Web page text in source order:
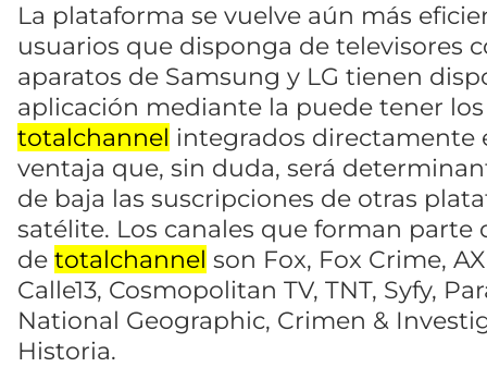
La plataforma se vuelve aún más
usuarios que disponga de televisores
aparatos de Samsung y LG tienen
aplicación mediante la puede tener
totalchannel integrados directamente
ventaja que, sin duda, será
de baja las suscripciones de otras
satélite. Los canales que forman parte
de totalchannel son Fox, Fox Crime,
Calle13, Cosmopolitan TV, TNT, Syfy,
National Geographic, Crimen &
Historia.